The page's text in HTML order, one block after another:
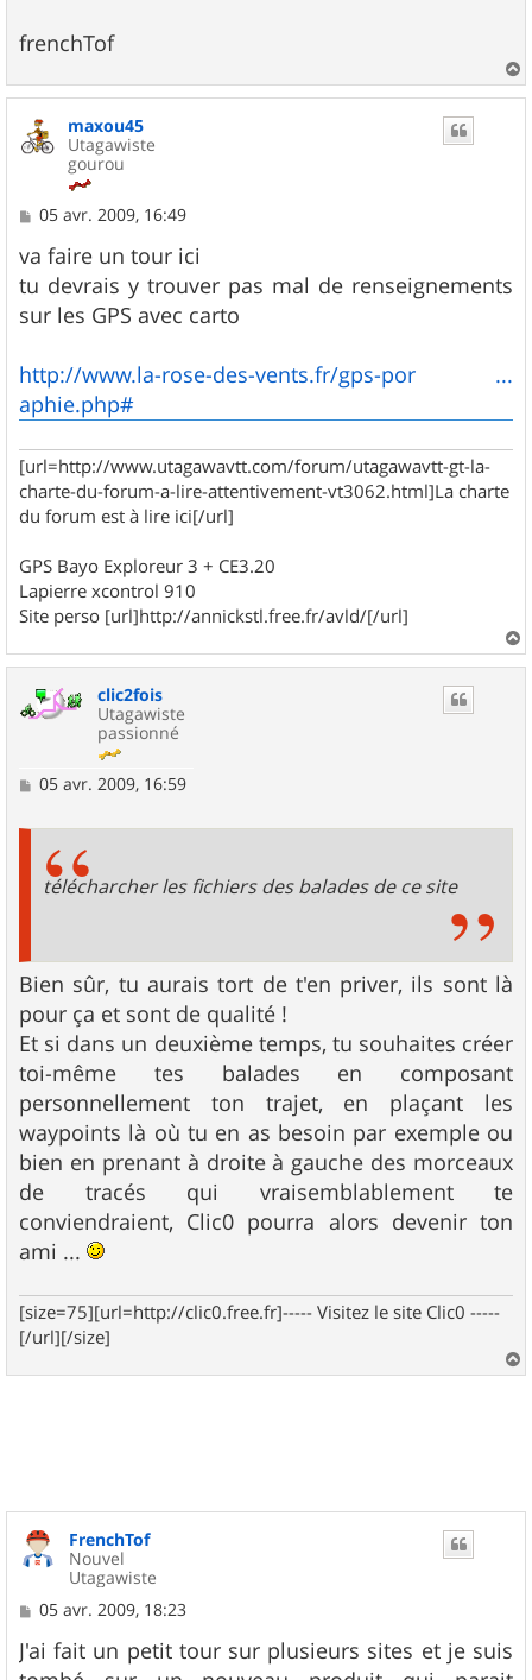
frenchTof
a
maxou45
Utagawiste
gourou
M
s
s
a
g
e
05 avr. 2009, 16:49
va faire un tour ici
tu devrais y trouver pas mal de renseignements
sur les GPS avec carto
http://www.la-rose-des-vents.fr/gps-por ...
aphie.php#
[url=http://www.utagawavtt.com/forum/utagawavtt-gt-la-
charte-du-forum-a-lire-attentivement-vt3062.html]La charte
du forum est à lire ici[/url]
GPS Bayo Exploreur 3 + CE3.20
Lapierre xcontrol 910
Site perso [url]http://annickstl.free.fr/avld/[/url]
a
clic2fois
Utagawiste
passionné
M
05 avr. 2009, 16:59
télécharcher les fichiers des balades de ce site
Bien sûr, tu aurais tort de t'en priver, ils sont là
pour ça et sont de qualité !
Et si dans un deuxième temps, tu souhaites créer
toi-même tes balades en composant
personnellement ton trajet, en plaçant les
waypoints là où tu en as besoin par exemple ou
bien en prenant à droite à gauche des morceaux
de tracés qui vraisemblablement te
conviendraient, Clic0 pourra alors devenir ton
ami ...
[size=75][url=http://clic0.free.fr]----- Visitez le site Clic0 -----
[/url][/size]
a
FrenchTof
Nouvel
Utagawiste
M
s
s
05 avr. 2009, 18:23
J'ai fait un petit tour sur plusieurs sites et je suis